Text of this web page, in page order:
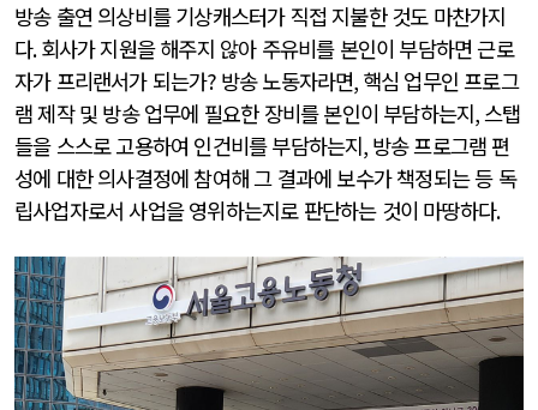
방송 출연 의상비를 기상캐스터가 직접 지불한 것도 마찬가지
다.회사가 지원을 해주지 않아 주유비를 본인이 부담하면 근로
자가 프리랜서가 되는가? 방송 노동자라면, 핵심 업무인 프로그
램 제작 및 방송 업무에 필요한 장비를 본인이 부담하는지,스탭
들을 스스로 고용하여 인건비를 부담하는지, 방송 프로그램 편
성에 대한 의사결정에 참여해 그 결과에 보수가 책정되는 등 독
립사업자로서 사업을 영위하는지로 판단하는 것이 마땅하다.